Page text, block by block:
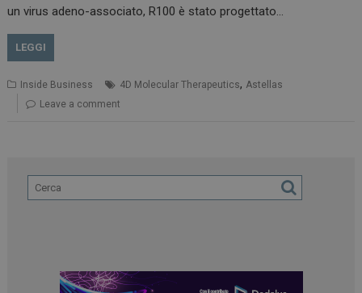
un virus adeno-associato, R100 è stato progettato…
LEGGI
Inside Business 4D Molecular Therapeutics, Astellas
Leave a comment